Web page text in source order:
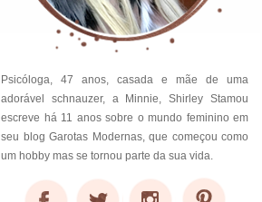
Psicóloga, 47 anos, casada e mãe de uma
adorável schnauzer, a Minnie, Shirley Stamou
escreve há 11 anos sobre o mundo feminino em
seu blog Garotas Modernas, que começou como
um hobby mas se tornou parte da sua vida.